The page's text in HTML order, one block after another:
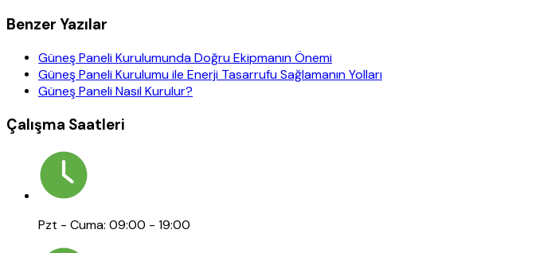
Benzer Yazılar
Güneş Paneli Kurulumunda Doğru Ekipmanın Önemi
Güneş Paneli Kurulumu ile Enerji Tasarrufu Sağlamanın Yolları
Güneş Paneli Nasıl Kurulur?
Çalışma Saatleri
Pzt - Cuma: 09:00 - 19:00